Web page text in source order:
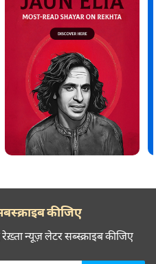
कीजिए
न्यूज़ लेटर सब्स्क्राइब कीजिए